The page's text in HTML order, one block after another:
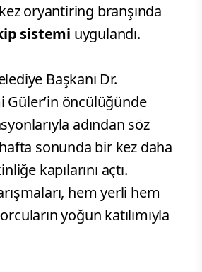
oryantiring branşında
sistemi uygulandı.
Başkanı Dr.
Güler’in öncülüğünde
adından söz
sonunda bir kez daha
kapılarını açtı.
hem yerli hem
yoğun katılımıyla